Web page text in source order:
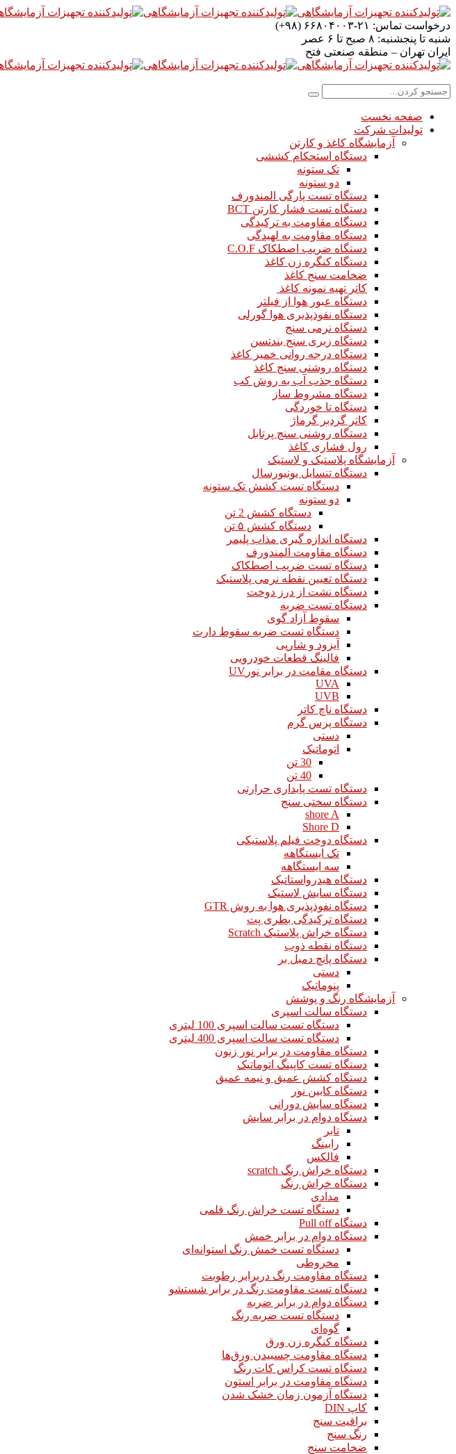
درخواست تماس: ۲۱-۶۶۸۰۴۰۰۳ (۹۸+)
شنبه تا پنجشنبه: ۸ صبح تا ۶ عصر
ایران تهران – منطقه صنعتی فتح
صفحه نخست
تولیدات شرکت
آزمایشگاه کاغذ و کارتن
دستگاه استحکام کششی
تک ستونه
دو ستونه
دستگاه تست پارگی المندورف
دستگاه تست فشار کارتن BCT
دستگاه مقاومت به ترکیدگی
دستگاه مقاومت به لهیدگی
دستگاه ضریب اصطکاک C.O.F
دستگاه کنگره زن کاغذ
ضخامت سنج کاغذ
کاتر تهیه نمونه کاغذ
دستگاه عبور هوا از فیلتر
دستگاه نفوذپذیری هوا گورلی
دستگاه نرمی سنج
دستگاه زبری سنج بندتسن
دستگاه درجه روانی خمیر کاغذ
دستگاه روشنی سنج کاغذ
دستگاه جذب آب به روش کب
دستگاه مشروط ساز
دستگاه تا خوردگی
کاتر گردبر گرماژ
دستگاه روشنی سنج پرتابل
رول فشاری کاغذ
آزمایشگاه پلاستیک و لاستیک
دستگاه تنسایل یونیورسال
دستگاه تست کشش تک ستونه
دو ستونه
دستگاه کشش 2 تن
دستگاه کشش ۵ تن
دستگاه اندازه گیری مذاب پلیمر
دستگاه مقاومت المندورف
دستگاه تست ضریب اصطکاک
دستگاه تعیین نقطه نرمی پلاستیک
دستگاه نشت از درز دوخت
دستگاه تست ضربه
سقوط آزاد گوی
دستگاه تست ضربه سقوط دارت
آیزود و شارپی
فالینگ قطعات خودرویی
دستگاه مقامت در برابر نورUV
UVA
UVB
دستگاه ناچ کاتر
دستگاه پرس گرم
دستی
اتوماتیک
30 تن
40 تن
دستگاه تست پایداری حرارتی
دستگاه سختی سنج
shore A
Shore D
دستگاه دوخت فیلم پلاستیکی
تک ایستگاهه
سه ایستگاهه
دستگاه هیدرواستاتیک
دستگاه سایش لاستیک
دستگاه نفوذپذیری هوا به روش GTR
دستگاه ترکیدگی بطری پت
دستگاه خراش پلاستیک Scratch
دستگاه نقطه ذوب
دستگاه پانچ دمبل بر
دستی
پنوماتیک
آزمایشگاه رنگ و پوشش
دستگاه سالت اسپری
دستگاه تست سالت اسپری 100 لیتری
دستگاه تست سالت اسپری 400 لیتری
دستگاه مقاومت در برابر نور زنون
دستگاه تست کاپینگ اتوماتیک
دستگاه کشش عمیق و نیمه عمیق
دستگاه کابین نور
دستگاه سایش دورانی
دستگاه دوام در برابر سایش
تابر
رابینگ
فالکس
دستگاه خراش رنگ scratch
دستگاه خراش رنگ
مدادی
دستگاه تست خراش رنگ قلمی
دستگاه Pull off
دستگاه دوام در برابر خمش
دستگاه تست خمش رنگ استوانه‌ای
مخروطی
دستگاه مقاومت رنگ دربرابر رطوبت
دستگاه تست مقاومت رنگ در برابر شستشو
دستگاه دوام در برابر ضربه
دستگاه تست ضربه رنگ
گوه‌ای
دستگاه کنگره زن ورق
دستگاه مقاومت چسبیدن ورق‌ها
دستگاه تست کراس کات رنگ
دستگاه مقاومت در برابر استون
دستگاه آزمون زمان خشک شدن
کاپ DIN
براقیت سنج
رنگ سنج
ضخامت سنج